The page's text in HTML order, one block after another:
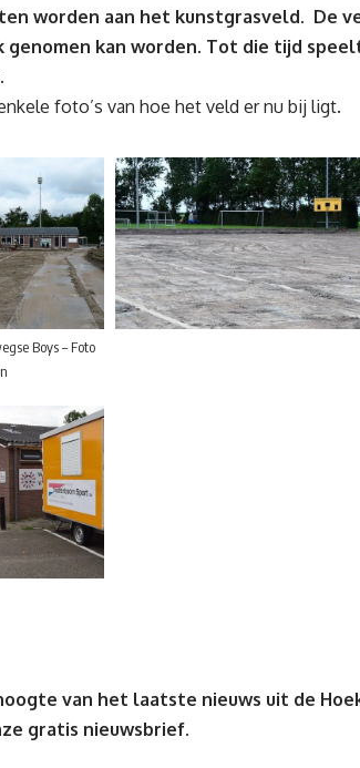
worden aan het kunstgrasveld. De
genomen kan worden. Tot die tijd
foto’s van hoe het veld er nu bij ligt.
Boys – Foto
van het laatste nieuws uit de
gratis nieuwsbrief.